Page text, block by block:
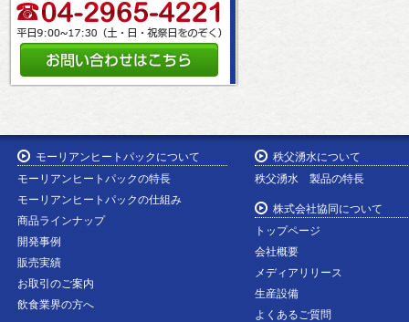
モーリアンヒートパックについて
モーリアンヒートパックの特長
モーリアンヒートパックの仕組み
商品ラインナップ
開発事例
販売実績
お取引のご案内
飲食業界の方へ
秩父湧水について
秩父湧水 製品の特長
株式会社協同について
トップページ
会社概要
メディアリリース
生産設備
よくあるご質問